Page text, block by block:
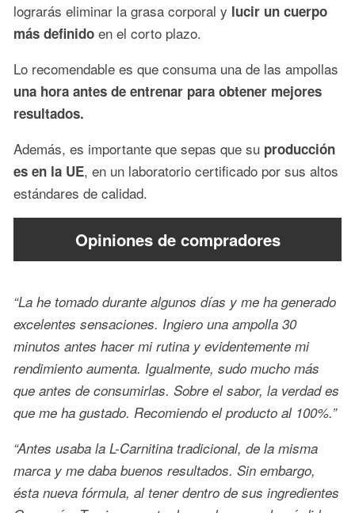
lograrás eliminar la grasa corporal y lucir un cuerpo
más definido en el corto plazo.
Lo recomendable es que consuma una de las ampollas
una hora antes de entrenar para obtener mejores
resultados.
Además, es importante que sepas que su producción
es en la UE, en un laboratorio certificado por sus altos
estándares de calidad.
Opiniones de compradores
“La he tomado durante algunos días y me ha generado
excelentes sensaciones. Ingiero una ampolla 30
minutos antes hacer mi rutina y evidentemente mi
rendimiento aumenta. Igualmente, sudo mucho más
que antes de consumirlas. Sobre el sabor, la verdad es
que me ha gustado. Recomiendo el producto al 100%.”
“Antes usaba la L-Carnitina tradicional, de la misma
marca y me daba buenos resultados. Sin embargo,
ésta nueva fórmula, al tener dentro de sus ingredientes